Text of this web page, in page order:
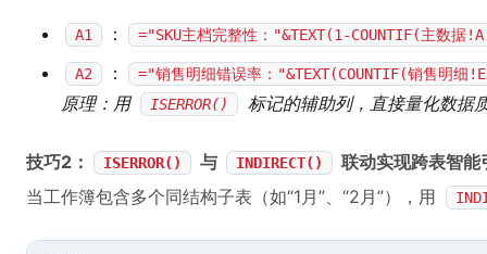
A1 ： ="SKU主档完整性："&TEXT(1-COUNTIF(主数
A2 ： ="销售明细错误率："&TEXT(COUNTIF(销售明
原理：用 ISERROR() 标记的辅助列，直接量化数据
技巧2： ISERROR() 与 INDIRECT()
联动实现跨表智能
当工作簿包含多个同结构子表（如“1月”、“2月”），用